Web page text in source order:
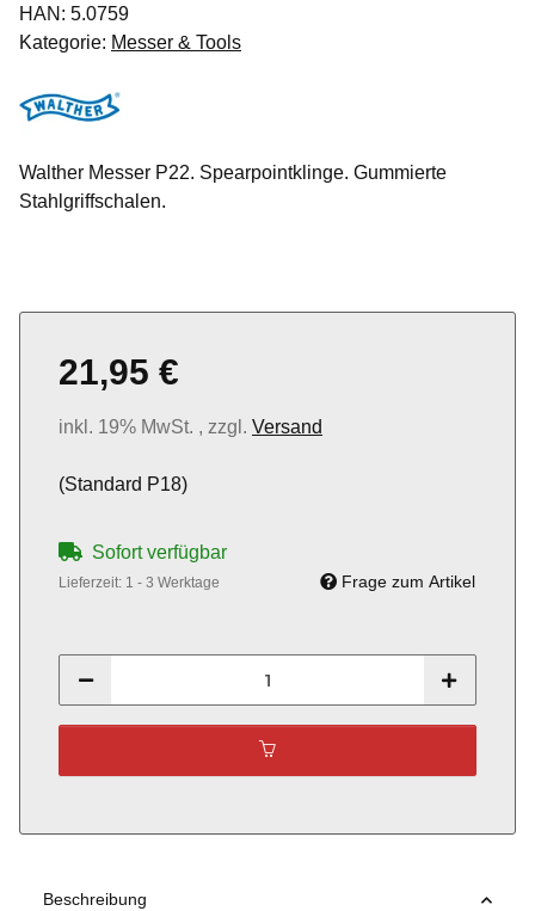
HAN: 5.0759
Kategorie: Messer & Tools
Walther Messer P22. Spearpointklinge. Gummierte
Stahlgriffschalen.
21,95 €
inkl. 19% MwSt. , zzgl. Versand
(Standard P18)
Sofort verfügbar
Lieferzeit: 1 - 3 Werktage Frage zum Artikel
Beschreibung